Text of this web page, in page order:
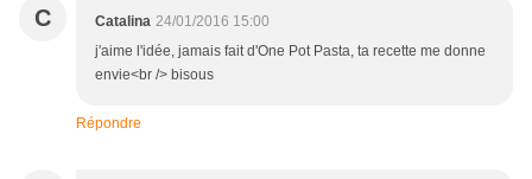
C Catalina 24/01/2016 15:00
j'aime l'idée, jamais fait d'One Pot Pasta, ta recette me donne
envie<br /> bisous
Répondre